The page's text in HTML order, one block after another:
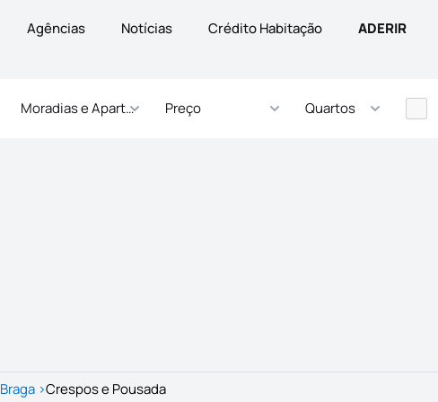
Agências Notícias Crédito Habitação ADERIR
Moradias e ApartamentosPreço Quartos
Braga >Crespos e Pousada